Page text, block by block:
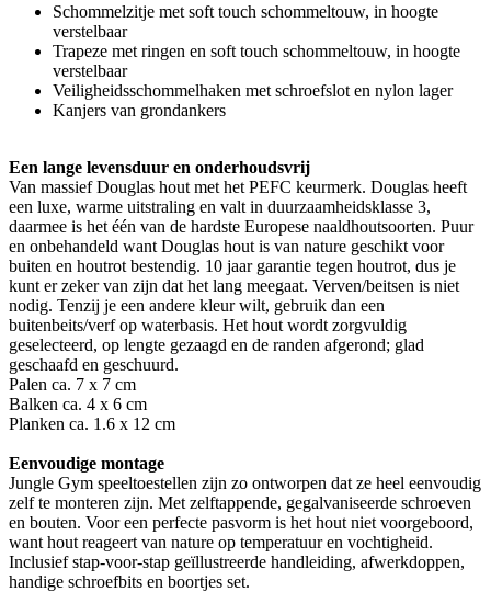
Schommelzitje met soft touch schommeltouw, in hoogte
verstelbaar
Trapeze met ringen en soft touch schommeltouw, in hoogte
verstelbaar
Veiligheidsschommelhaken met schroefslot en nylon lager
Kanjers van grondankers
Een lange levensduur en onderhoudsvrij
Van massief Douglas hout met het PEFC keurmerk. Douglas heeft
een luxe, warme uitstraling en valt in duurzaamheidsklasse 3,
daarmee is het één van de hardste Europese naaldhoutsoorten. Puur
en onbehandeld want Douglas hout is van nature geschikt voor
buiten en houtrot bestendig. 10 jaar garantie tegen houtrot, dus je
kunt er zeker van zijn dat het lang meegaat. Verven/beitsen is niet
nodig. Tenzij je een andere kleur wilt, gebruik dan een
buitenbeits/verf op waterbasis. Het hout wordt zorgvuldig
geselecteerd, op lengte gezaagd en de randen afgerond; glad
geschaafd en geschuurd.
Palen ca. 7 x 7 cm
Balken ca. 4 x 6 cm
Planken ca. 1.6 x 12 cm
Eenvoudige montage
Jungle Gym speeltoestellen zijn zo ontworpen dat ze heel eenvoudig
zelf te monteren zijn. Met zelftappende, gegalvaniseerde schroeven
en bouten. Voor een perfecte pasvorm is het hout niet voorgeboord,
want hout reageert van nature op temperatuur en vochtigheid.
Inclusief stap-voor-stap geïllustreerde handleiding, afwerkdoppen,
handige schroefbits en boortjes set.